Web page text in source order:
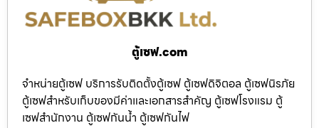
ตู้เซฟ.com
จำหน่ายตู้เซฟ บริการรับติดตั้งตู้เซฟ ตู้เซฟดิจิตอล ตู้เซฟนิรภัย
ตู้เซฟสำหรับเก็บของมีค่าและเอกสารสำคัญ ตู้เซฟโรงแรม ตู้
เซฟสำนักงาน ตู้เซฟกันน้ำ ตู้เซฟกันไฟ